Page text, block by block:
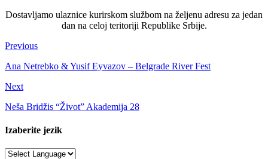
Dostavljamo ulaznice kurirskom službom na željenu adresu za jedan
dan na celoj teritoriji Republike Srbije.
Previous
Ana Netrebko & Yusif Eyvazov – Belgrade River Fest
Next
Neša Bridžis “Život” Akademija 28
Izaberite jezik